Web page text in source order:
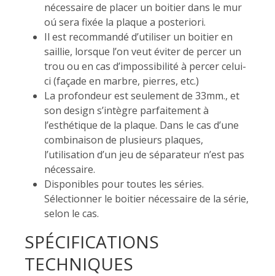
nécessaire de placer un boitier dans le mur
oú sera fixée la plaque a posteriori.
Il est recommandé d’utiliser un boitier en
saillie, lorsque l’on veut éviter de percer un
trou ou en cas d’impossibilité à percer celui-
ci (façade en marbre, pierres, etc.)
La profondeur est seulement de 33mm., et
son design s’intègre parfaitement à
l’esthétique de la plaque. Dans le cas d’une
combinaison de plusieurs plaques,
l’utilisation d’un jeu de séparateur n’est pas
nécessaire.
Disponibles pour toutes les séries.
Sélectionner le boitier nécessaire de la série,
selon le cas.
SPÉCIFICATIONS
TECHNIQUES